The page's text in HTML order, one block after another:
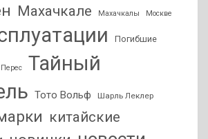
Махачкале Махачкалы Москве
Погибшие
Тайный
Тото Вольф Шарль Леклер
китайские